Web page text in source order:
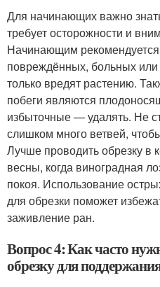
Для начинающих важно
требует осторожности и
Начинающим
повреждённых, больных или
только вредят растению.
побеги являются
избыточные — удалять. Не
слишком много ветвей,
Лучше проводить обрезку в
весны, когда виноградная
покоя. Использование
для обрезки поможет
заживление ран.
Вопрос 4: Как часто
обрезку для